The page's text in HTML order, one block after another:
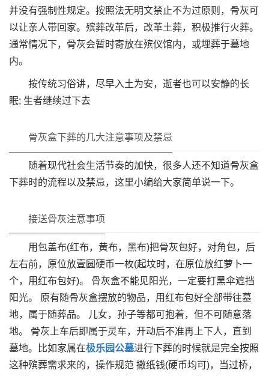
并没有强制性规定。按照法无明文禁止不为过原则，骨灰可
以让亲人带回家。殡葬改革后，改革土葬，积极推行火葬。
通常情况下，骨灰会暂时寄放在殡仪馆内，或埋葬于墓地
内。
按传统习俗讲，尽早入土为安，逝者也可以安静的长
眠; 生者继续过下去
骨灰盒下葬的几大注意事项及禁忌
随着现代社会生活节奏的加快，很多人还不知道骨灰盒
下葬时的流程以及禁忌，这里小编给大家简单说一下。
接送骨灰注意事项
用包盖布(红布，黄布，黑布)把骨灰包好，对角包，后
左右前，原位放壹圆硬币一枚(起坟时，在原位放红萝卜一
个，用红布包好)。 骨灰盒不能见阳光，一定要打黑伞遮挡
阳光。 原有随骨灰盒摆放的物品，用红布包好全部带往墓
地，属于随葬品。 儿女，孙子等都可抱着，但不可随意落
地。 骨灰上车后即属于灵车，开动后不准再上下人，直到
墓地。比如家属在极乐园公墓进行下葬的时候就是完全按照
这种殡葬需求来的，操作规范 撒纸钱(硬币均可)，当过桥，